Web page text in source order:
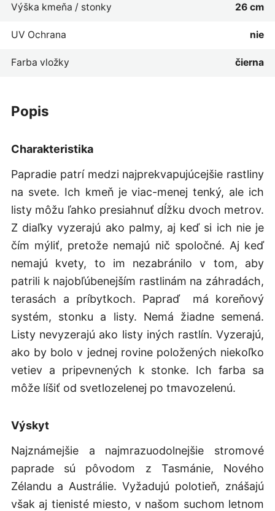
popis
Charakteristika
Papradie patrí medzi najprekvapujúcejšie rastliny
na svete. Ich kmeň je viac-menej tenký, ale ich
listy môžu ľahko presiahnuť dĺžku dvoch metrov.
Z diaľky vyzerajú ako palmy, aj keď si ich nie je
čím mýliť, pretože nemajú nič spoločné. Aj keď
nemajú kvety, to im nezabránilo v tom, aby
patrili k najobľúbenejším rastlinám na záhradách,
terasách a príbytkoch. Papraď má koreňový
systém, stonku a listy. Nemá žiadne semená.
Listy nevyzerajú ako listy iných rastlín. Vyzerajú,
ako by bolo v jednej rovine položených niekoľko
vetiev a pripevnených k stonke. Ich farba sa
môže líšiť od svetlozelenej po tmavozelenú.
Výskyt
Najznámejšie a najmrazuodolnejšie stromové
paprade sú pôvodom z Tasmánie, Nového
Zélandu a Austrálie. Vyžadujú polotieň, znášajú
však aj tienisté miesto, v našom suchom letnom
Výška kmeňa / stonky 26 cm
UV Ochrana nie
Farba vložky čierna